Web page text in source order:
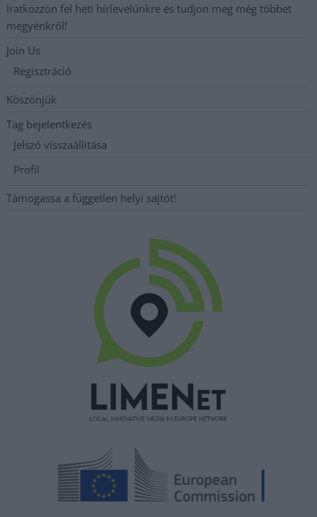
Iratkozzon fel heti hírlevelünkre és tudjon meg még többet
megyénkről!
Join Us
Regisztráció
Köszönjük
Tag bejelentkezés
Jelszó visszaállítása
Profil
Támogassa a független helyi sajtót!